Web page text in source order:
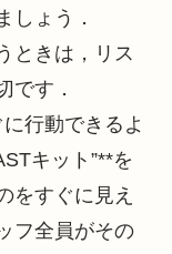
しょう．
ときは，リス
です．
行動できるよ
キット”**を
をすぐに見え
フ全員がその